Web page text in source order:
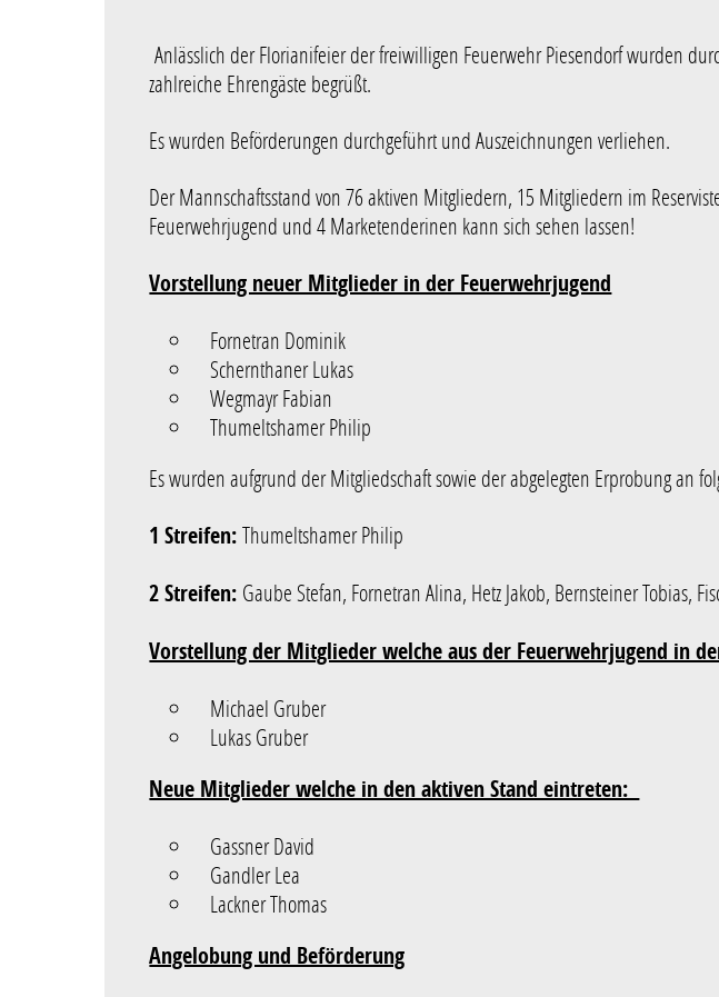
Anlässlich der Florianifeier der freiwilligen Feuerwehr Piesendorf wurden
zahlreiche Ehrengäste begrüßt.
Es wurden Beförderungen durchgeführt und Auszeichnungen verliehen.
Der Mannschaftsstand von 76 aktiven Mitgliedern, 15 Mitgliedern im
Feuerwehrjugend und 4 Marketenderinen kann sich sehen lassen!
Vorstellung neuer Mitglieder in der Feuerwehrjugend
Fornetran Dominik
Schernthaner Lukas
Wegmayr Fabian
Thumeltshamer Philip
Es wurden aufgrund der Mitgliedschaft sowie der abgelegten Erprobung an
1 Streifen:Thumeltshamer Philip
2 Streifen: Gaube Stefan, Fornetran Alina, Hetz Jakob, Bernsteiner Tobias,
Vorstellung der Mitglieder welche aus der Feuerwehrjugend in
Michael Gruber
Lukas Gruber
Neue Mitglieder welche in den aktiven Stand eintreten:
Gassner David
Gandler Lea
Lackner Thomas
Angelobung und Beförderung